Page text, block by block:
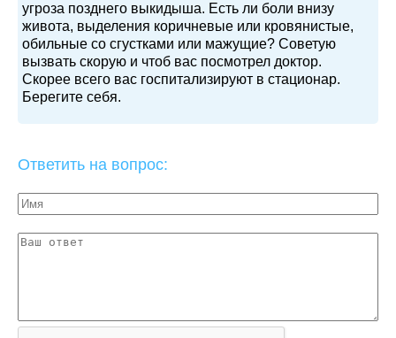
угроза позднего выкидыша. Есть ли боли внизу
живота, выделения коричневые или кровянистые,
обильные со сгустками или мажущие? Советую
вызвать скорую и чтоб вас посмотрел доктор.
Скорее всего вас госпитализируют в стационар.
Берегите себя.
Ответить на вопрос: